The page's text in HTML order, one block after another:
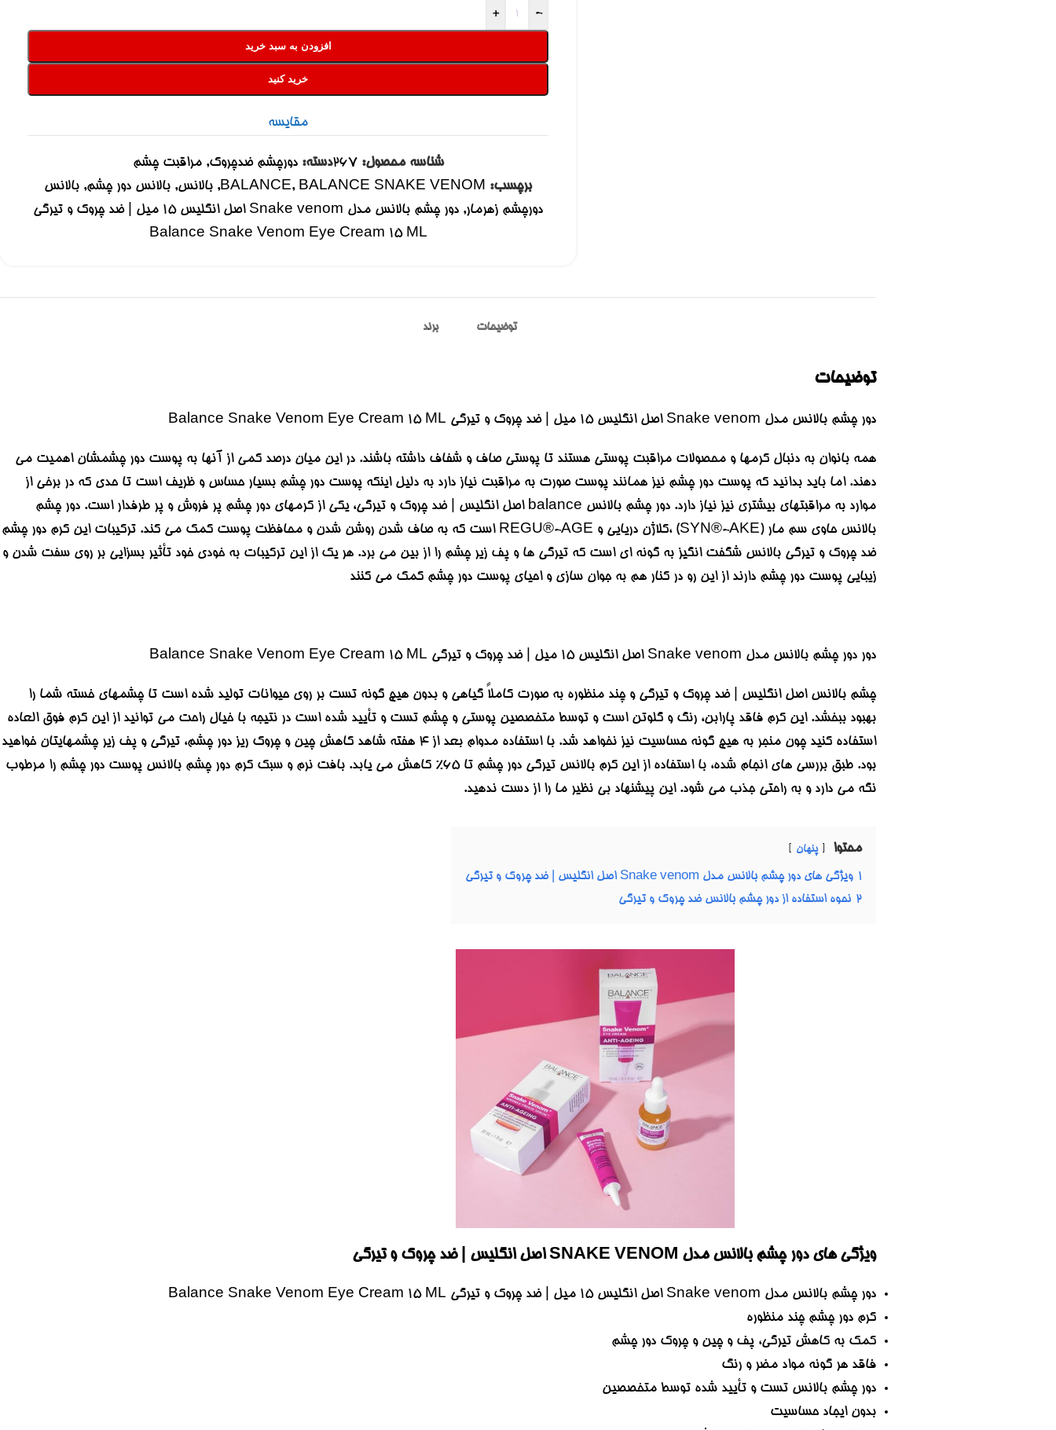
-
+
افزودن به سبد خرید
خرید کنید
مقایسه
شناسه محصول:267دسته: دورچشم ضدچروک, مراقبت چشم
برچسب:
BALANCE, BALANCE SNAKE VENOM
, بالانس, بالانس دور چشم, بالانس
دورچشم زهرمار,
دور چشم بالانس مدل Snake venom اصل انگلیس ۱۵ میل | ضد چروک و تیرگی
Balance Snake Venom Eye Cream 15 ML
توضیحات برند
توضیحات
دور چشم بالانس مدل Snake venom اصل انگلیس ۱۵ میل | ضد چروک و تیرگی Balance Snake Venom Eye Cream 15 ML
همه بانوان به دنبال کرمها و محصولات مراقبت پوستی هستند تا پوستی صاف و شفاف داشته باشند. در این میان درصد کمی از آنها به پوست دور چشمشان اهمیت می
دهند. اما باید بدانید که پوست دور چشم نیز همانند پوست صورت به مراقبت نیاز دارد به دلیل اینکه پوست دور چشم بسیار حساس و ظریف است تا حدی که در برخی از
موارد به مراقبتهای بیشتری نیز نیاز دارد. دور چشم بالانس balance اصل انگلیس | ضد چروک و تیرگی، یکی از کرمهای دور چشم پر فروش و پر طرفدار است. دور چشم
بالانس حاوی سم مار (SYN®-AKE) ،کلاژن دریایی و REGU®-AGE است که به صاف شدن روشن شدن و محافظت پوست کمک می کند. ترکیبات این کرم دور چشم
ضد چروک و تیرگی بالانس شگفت انگیز به گونه ای است که تیرگی ها و پف زیر چشم را از بین می برد. هر یک از این ترکیبات به خودی خود تأثیر بسزایی بر روی سفت شدن و
زیبایی پوست دور چشم دارند از این رو در کنار هم به جوان سازی و احیای پوست دور چشم کمک می کنند
دور دور چشم بالانس مدل Snake venom اصل انگلیس ۱۵ میل | ضد چروک و تیرگی Balance Snake Venom Eye Cream 15 ML
چشم بالانس اصل انگلیس | ضد چروک و تیرگی و چند منظوره به صورت کاملاً گیاهی و بدون هیچ گونه تست بر روی حیوانات تولید شده است تا چشمهای خسته شما را
بهبود ببخشد. این کرم فاقد پارابن، رنگ و گلوتن است و توسط متخصصین پوستی و چشم تست و تأیید شده است در نتیجه با خیال راحت می توانید از این کرم فوق العاده
استفاده کنید چون منجر به هیچ گونه حساسیت نیز نخواهد شد. با استفاده مدوام بعد از ۴ هفته شاهد کاهش چین و چروک ریز دور چشم، تیرگی و پف زیر چشمهایتان خواهید
بود. طبق بررسی های انجام شده، با استفاده از این کرم بالانس تیرگی دور چشم تا ۶۵% کاهش می یابد. بافت نرم و سبک کرم دور چشم بالانس پوست دور چشم را مرطوب
نگه می دارد و به راحتی جذب می شود. این پیشنهاد بی نظیر ما را از دست ندهید.
محتوا پنهان
1 ویژگی های دور چشم بالانس مدل Snake venom اصل انگلیس | ضد چروک و تیرگی
2 نحوه استفاده از دور چشم بالانس ضد چروک و تیرگی
ویژگی های دور چشم بالانس مدل SNAKE VENOM اصل انگلیس | ضد چروک و تیرگی
دور چشم بالانس مدل Snake venom اصل انگلیس ۱۵ میل | ضد چروک و تیرگی Balance Snake Venom Eye Cream 15 ML
کرم دور چشم چند منظوره
کمک به کاهش تیرگی، پف و چین و چروک دور چشم
فاقد هر گونه مواد مضر و رنگ
دور چشم بالانس تست و تأیید شده توسط متخصصین
بدون ایجاد حساسیت